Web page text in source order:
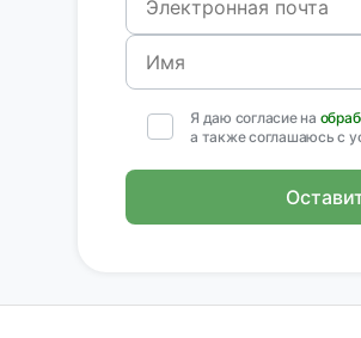
Я даю согласие на
а также соглашаюсь с